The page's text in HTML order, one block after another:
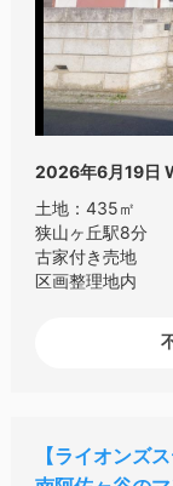
2026年6月19日
土地：435㎡
狭山ヶ丘駅8分
古家付き売地
区画整理地内
ライオンズ